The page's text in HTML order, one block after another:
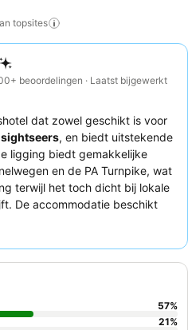
topsites
beoordelingen · Laatst bijgewerkt
dat zowel geschikt is voor
sightseers, en biedt uitstekende
ligging biedt gemakkelijke
en de PA Turnpike, wat
terwijl het toch dicht bij lokale
De accommodatie beschikt
voor degenen
aan warme
kunnen gasten overwegen
liften of verbindingsdeuren
57%
21%